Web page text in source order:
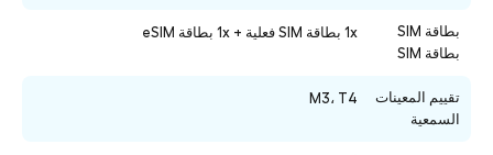
بطاقة SIM
بطاقة SIM
1x بطاقة SIM فعلية + 1x بطاقة eSIM
تقييم المعينات
السمعية
M3، T4